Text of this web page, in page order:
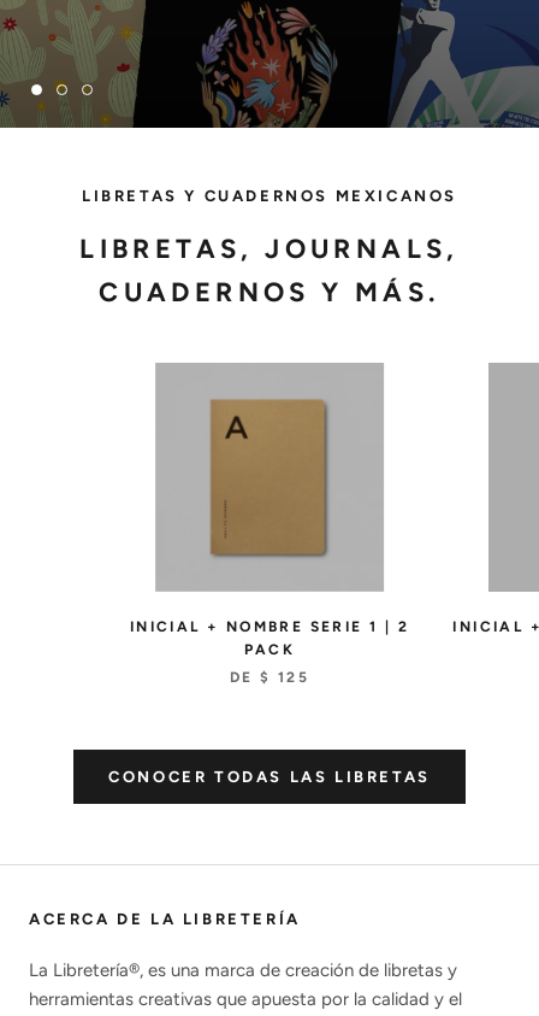
LIBRETAS Y CUADERNOS MEXICANOS
LIBRETAS, JOURNALS,
CUADERNOS Y MÁS.
INICIAL + NOMBRE SERIE 1 | 2
PACK
DE$ 125
INICIAL
CONOCER TODAS LAS LIBRETAS
ACERCA DE LA LIBRETERÍA
La Libretería®, es una marca de creación de libretas y
herramientas creativas que apuesta por la calidad y el